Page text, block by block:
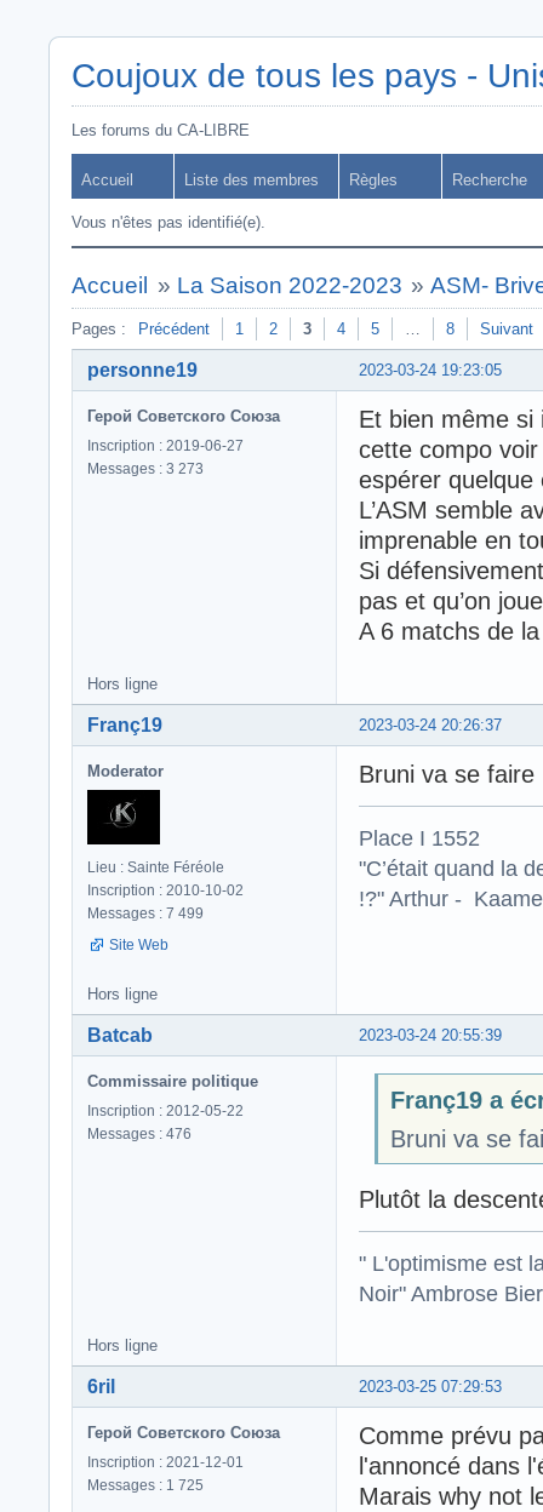
Coujoux de tous les pays -
Les forums du CA-LIBRE
Accueil Liste des membres Règles Recherche
Vous n'êtes pas identifié(e).
Accueil » La Saison 2022-2023 »ASM-
Pages : Précédent 1 2 3 4 5 … 8 Suivant
2023-03-24 19:23:05
personne19
Герой Советского Союза
Inscription : 2019-06-27
Messages : 3 273
Et bien même si
cette compo
espérer quelque
L’ASM semble
imprenable en
Si
pas et qu’on
A 6 matchs de
Hors ligne
2023-03-24 20:26:37
Franç19
Moderator
Lieu : Sainte Féréole
Inscription : 2010-10-02
Messages : 7 499
Site Web
Bruni va se
Place I 1552
"C’était quand la
!?" Arthur -
Hors ligne
2023-03-24 20:55:39
Batcab
Commissaire politique
Inscription : 2012-05-22
Messages : 476
Franç19 a
Bruni va se
Plutôt la
" L'optimisme est
Noir" Ambrose
Hors ligne
2023-03-25 07:29:53
6ril
Герой Советского Союза
Inscription : 2021-12-01
Messages : 1 725
Comme prévu
l'annoncé dans
Marais why not